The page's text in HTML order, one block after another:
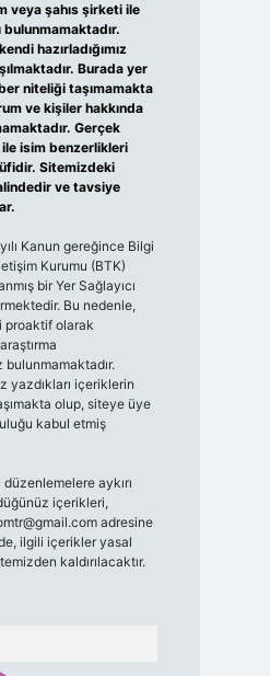
veya şahıs şirketi ile
bulunmamaktadır.
hazırladığımız
Burada yer
niteliği taşımamakta
ve kişiler hakkında
Gerçek
isim benzerlikleri
Sitemizdeki
ve tavsiye
Kanun gereğince Bilgi
Kurumu (BTK)
bir Yer Sağlayıcı
Bu nedenle,
proaktif olarak
yazdıkları içeriklerin
olup, siteye üye
kabul etmiş
aykırı
içerikleri,
adresine
ilgili içerikler yasal
kaldırılacaktır.